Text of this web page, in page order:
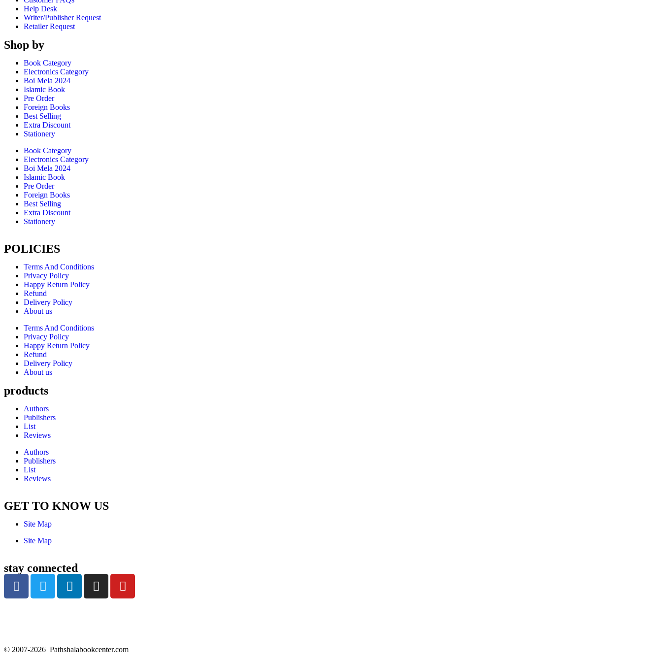
Help Desk
Writer/Publisher Request
Retailer Request
Shop by
Book Category
Electronics Category
Boi Mela 2024
Islamic Book
Pre Order
Foreign Books
Best Selling
Extra Discount
Stationery
Book Category
Electronics Category
Boi Mela 2024
Islamic Book
Pre Order
Foreign Books
Best Selling
Extra Discount
Stationery
POLICIES
Terms And Conditions
Privacy Policy
Happy Return Policy
Refund
Delivery Policy
About us
Terms And Conditions
Privacy Policy
Happy Return Policy
Refund
Delivery Policy
About us
products
Authors
Publishers
List
Reviews
Authors
Publishers
List
Reviews
GET TO KNOW US
Site Map
Site Map
stay connected
© 2007-2026 Pathshalabookcenter.com